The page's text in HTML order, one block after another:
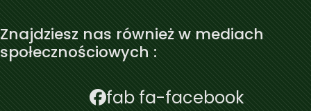
Znajdziesz nas również w mediach
społecznościowych :
fab fa-facebook